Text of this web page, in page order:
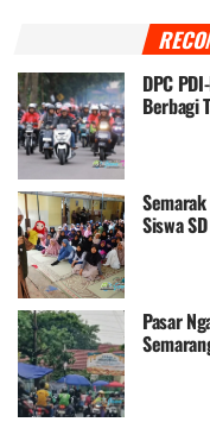
DPC
Berbagi
Siswa
Pasar